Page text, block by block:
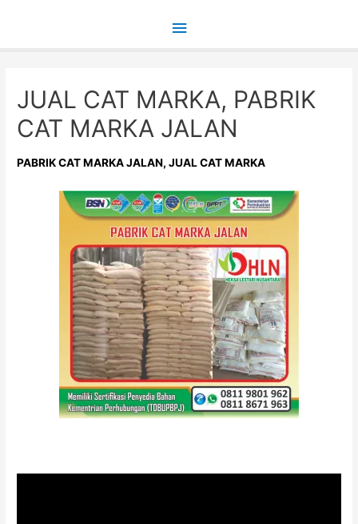
Main
JUAL CAT MARKA, PABRIK
CAT MARKA JALAN
PABRIK CAT MARKA JALAN, JUAL CAT MARKA